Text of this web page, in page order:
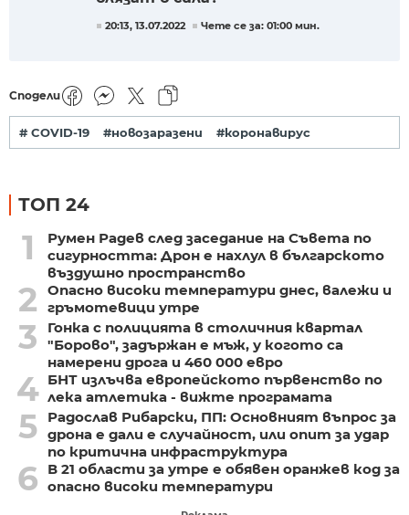
20:13, 13.07.2022 Чете се за: 01:00 мин.
Сподели
# COVID-19 #новозаразени #коронавирус
ТОП 24
1
Румен Радев след заседание на Съвета по
сигурността: Дрон е нахлул в българското
въздушно пространство
2
Опасно високи температури днес, валежи и
гръмотевици утре
3
Гонка с полицията в столичния квартал
"Борово", задържан е мъж, у когото са
намерени дрога и 460 000 евро
4 БНТ излъчва европейското първенство по
лека атлетика - вижте програмата
5
Радослав Рибарски, ПП: Основният въпрос за
дрона е дали е случайност, или опит за удар
по критична инфраструктура
6
В 21 области за утре е обявен оранжев код за
опасно високи температури